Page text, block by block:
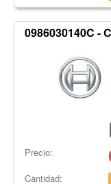
0986030140C -
Precio:
Cantidad: